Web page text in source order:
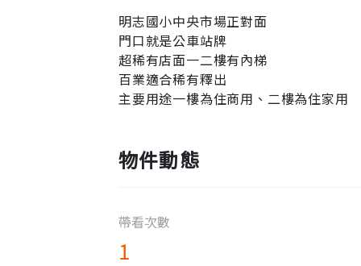
明志國小中央市場正對面
門口就是公車站牌
超稀有店面一二樓有內梯
百業適合稀有釋出
主要用途一樓為住商用、二樓為住家用
物件動態
帶看次數
1